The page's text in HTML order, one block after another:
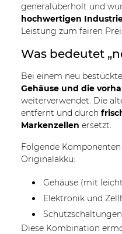
generalüberholt und
hochwertigen
Leistung zum fairen
Was bedeutet
Bei einem neu
Gehäuse und die
weiterverwendet. Die
entfernt und durch
Markenzellen ersetzt.
Folgende
Originalakku:
Gehäuse (mit
Elektronik und
Diese Kombination